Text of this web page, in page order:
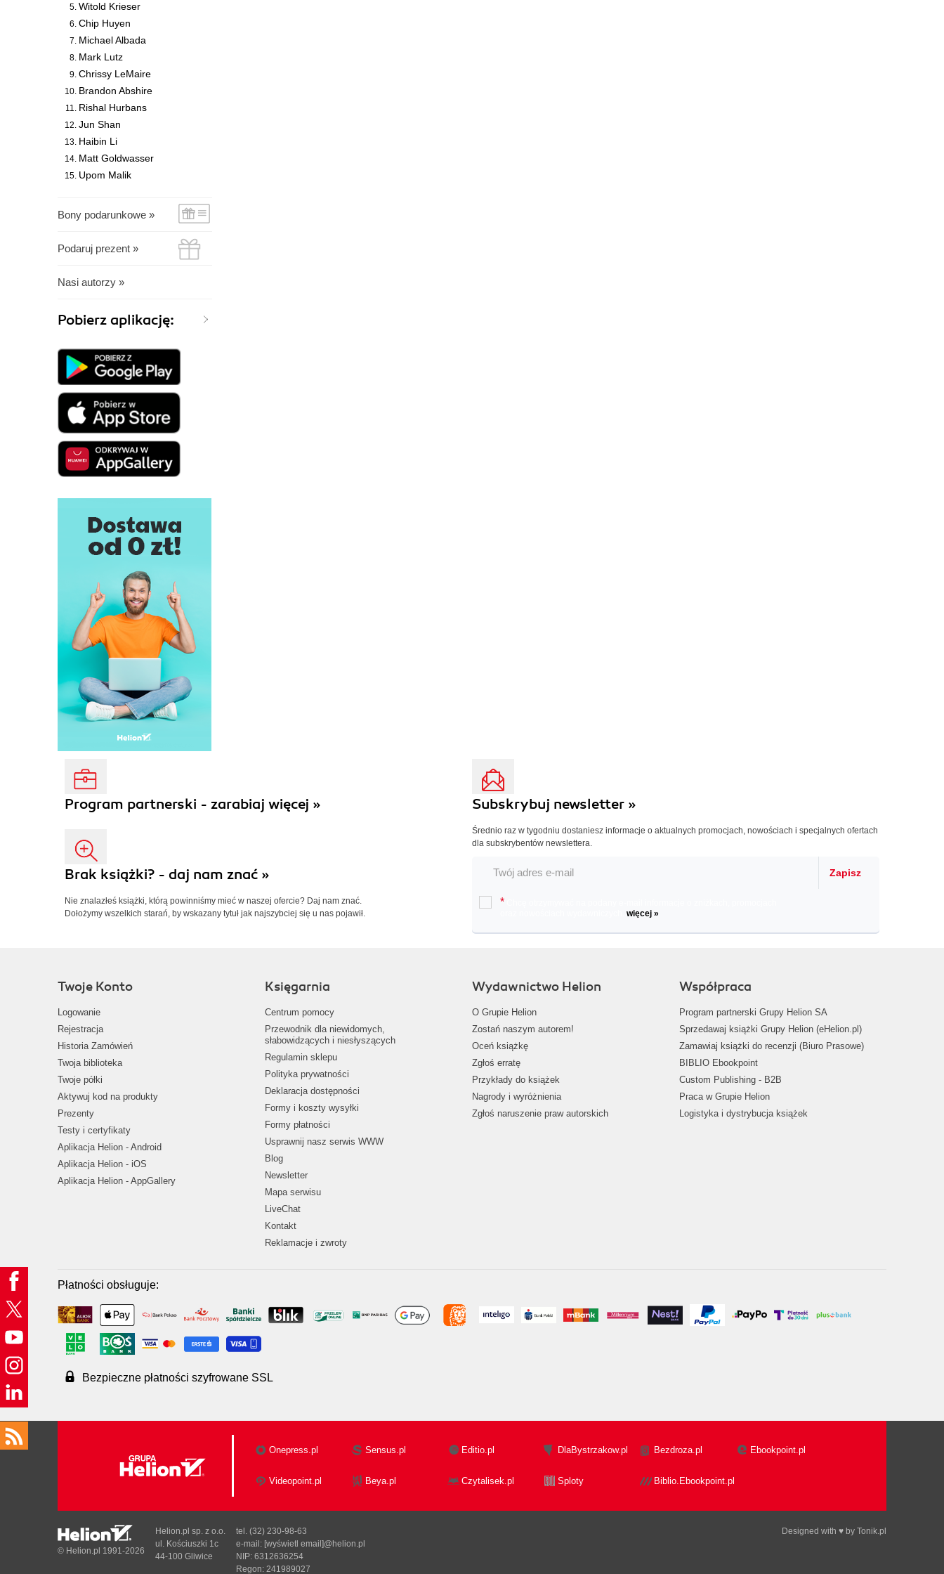
Witold Krieser
Chip Huyen
Michael Albada
Mark Lutz
Chrissy LeMaire
Brandon Abshire
Rishal Hurbans
Jun Shan
Haibin Li
Matt Goldwasser
Upom Malik
Bony podarunkowe »
Podaruj prezent »
Nasi autorzy »
Pobierz aplikację:
Program partnerski - zarabiaj więcej »
Brak książki? - daj nam znać »
Nie znalazłeś książki, którą powinniśmy mieć w naszej ofercie? Daj nam znać.
Dołożymy wszelkich starań, by wskazany tytuł jak najszybciej się u nas pojawił.
Subskrybuj newsletter »
Średnio raz w tygodniu dostaniesz informacje o aktualnych promocjach, nowościach i specjalnych ofertach
dla subskrybentów newslettera.
Zapisz
*
więcej »
Twoje Konto
Logowanie
Rejestracja
Historia Zamówień
Twoja biblioteka
Twoje półki
Aktywuj kod na produkty
Prezenty
Testy i certyfikaty
Aplikacja Helion - Android
Aplikacja Helion - iOS
Aplikacja Helion - AppGallery
Księgarnia
Centrum pomocy
Przewodnik dla niewidomych,
słabowidzących i niesłyszących
Regulamin sklepu
Polityka prywatności
Deklaracja dostępności
Formy i koszty wysyłki
Formy płatności
Usprawnij nasz serwis WWW
Blog
Newsletter
Mapa serwisu
LiveChat
Kontakt
Reklamacje i zwroty
Wydawnictwo Helion
O Grupie Helion
Zostań naszym autorem!
Oceń książkę
Zgłoś erratę
Przykłady do książek
Nagrody i wyróżnienia
Zgłoś naruszenie praw autorskich
Współpraca
Program partnerski Grupy Helion SA
Sprzedawaj książki Grupy Helion (eHelion.pl)
Zamawiaj książki do recenzji (Biuro Prasowe)
BIBLIO Ebookpoint
Custom Publishing - B2B
Praca w Grupie Helion
Logistyka i dystrybucja książek
Płatności obsługuje:
Bezpieczne płatności szyfrowane SSL
Onepress.pl Sensus.pl Editio.pl DlaBystrzakow.pl Bezdroza.pl Ebookpoint.pl
Videopoint.pl Beya.pl Czytalisek.pl Sploty Biblio.Ebookpoint.pl
Designed with ♥ by Tonik.pl
© Helion.pl 1991-2026
Helion.pl sp. z o.o.
ul. Kościuszki 1c
44-100 Gliwice
tel. (32) 230-98-63
e-mail: [wyświetl email]@helion.pl
NIP: 6312636254
Regon: 241989027